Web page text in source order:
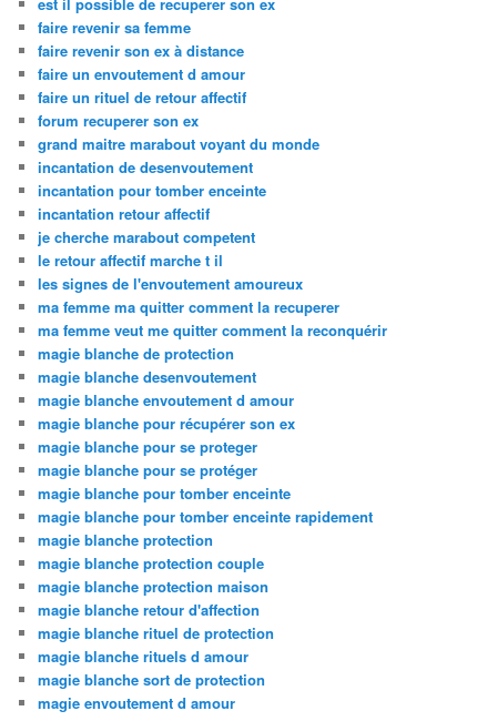
faire revenir sa femme
faire revenir son ex à distance
faire un envoutement d amour
faire un rituel de retour affectif
forum recuperer son ex
grand maitre marabout voyant du monde
incantation de desenvoutement
incantation pour tomber enceinte
incantation retour affectif
je cherche marabout competent
le retour affectif marche t il
les signes de l'envoutement amoureux
ma femme ma quitter comment la recuperer
ma femme veut me quitter comment la reconquérir
magie blanche de protection
magie blanche desenvoutement
magie blanche envoutement d amour
magie blanche pour récupérer son ex
magie blanche pour se proteger
magie blanche pour se protéger
magie blanche pour tomber enceinte
magie blanche pour tomber enceinte rapidement
magie blanche protection
magie blanche protection couple
magie blanche protection maison
magie blanche retour d'affection
magie blanche rituel de protection
magie blanche rituels d amour
magie blanche sort de protection
magie envoutement d amour